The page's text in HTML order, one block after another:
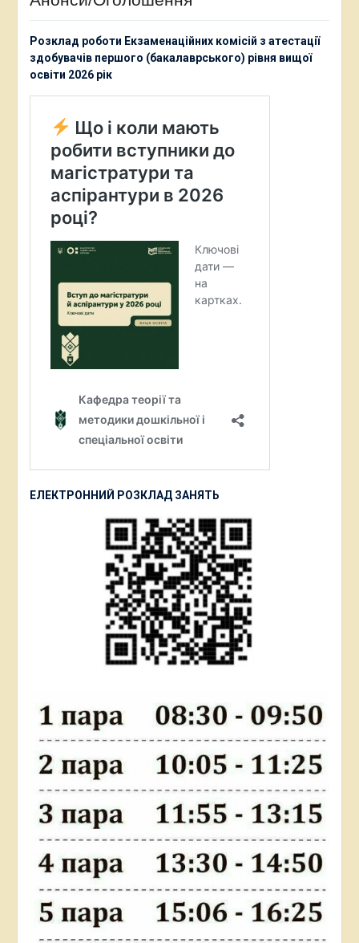
Розклад роботи Екзаменаційних комісій з атестації
здобувачів першого (бакалаврського) рівня вищої
освіти 2026 рік
ЕЛЕКТРОННИЙ РОЗКЛАД ЗАНЯТЬ